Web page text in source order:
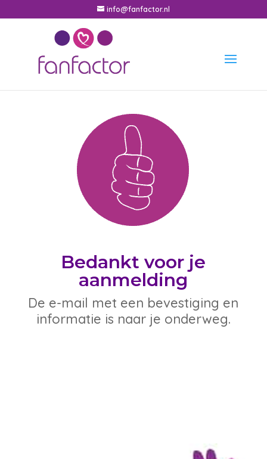
info@fanfactor.nl
Bedankt voor je
aanmelding
De e-mail met een bevestiging en
informatie is naar je onderweg.